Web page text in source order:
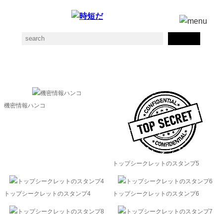
機密情報ハンコ
トップシークレットのスタンプ5
トップシークレットのスタンプ4 トップシークレットのスタンプ6